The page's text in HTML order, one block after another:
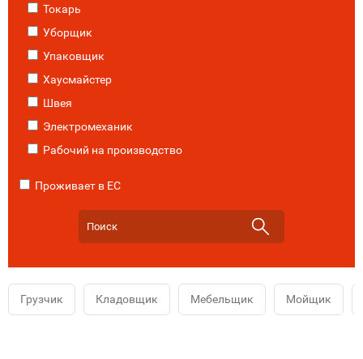
Токарь
Уборщик
Упаковщик
Хаусмайстер
Швея
Электромеханик
Рабочий на производство
Проживает в ЕС
Грузчик Кладовщик Мебельщик Мойщик